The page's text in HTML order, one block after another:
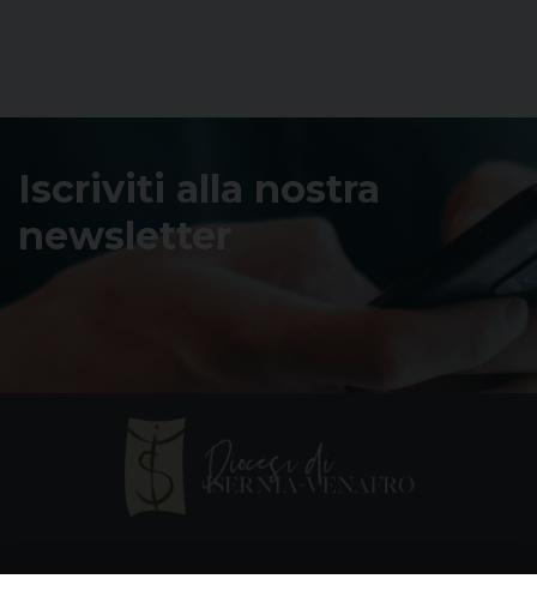
Iscriviti alla nostra
newsletter